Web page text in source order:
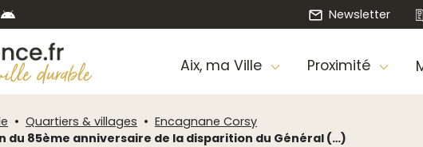
Newsletter
Aix, ma Ville Proximité
Quartiers & villages
Encagnane Corsy
du 85ème anniversaire de la disparition du Général (…)